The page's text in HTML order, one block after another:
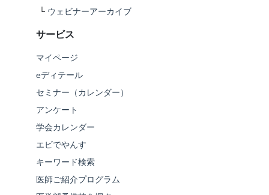
└ ウェビナーアーカイブ
サービス
マイページ
eディテール
セミナー（カレンダー）
アンケート
学会カレンダー
エビでやんす
キーワード検索
医師ご紹介プログラム